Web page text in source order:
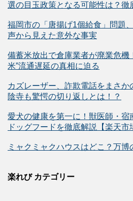
選の目玉政策となる可能性は？徹
福岡市の「唐揚げ1個給食」問題
声から見えた意外な事実
備蓄米放出で倉庫業者が廃業危機
米”流通遅延の真相に迫る
カズレーザー、詐欺電話をまさ
陰寺も驚愕の切り返しとは！？
愛犬の健康を第一に！獣医師・宿
ドッグフードを徹底解説【楽天市
ミャクミャクハウスはどこ？万博
楽れび カテゴリー